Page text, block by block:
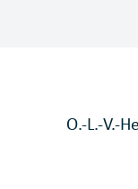
O.-L.-V.-